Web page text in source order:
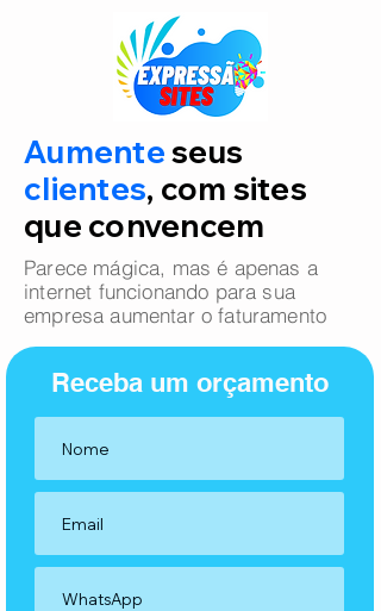
Aumenteseus
clientes, com sites
que convencem
Parece mágica, mas é apenas a
internet funcionando para sua
empresa aumentar o faturamento
Receba um orçamento